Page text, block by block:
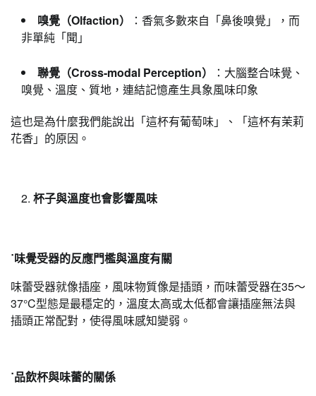
嗅覺（Olfaction）
：香氣多數來自「鼻後嗅覺」，而
非單純「聞」
聯覺（Cross-modal Perception）
：大腦整合味覺、
嗅覺、溫度、質地，連結記憶產生具象風味印象
這也是為什麼我們能說出「這杯有葡萄味」、「這杯有茉莉
花香」的原因。
杯子與溫度也會影響風味
˙味覺受器的反應門檻與溫度有關
味蕾受器就像插座，風味物質像是插頭，而味蕾受器在35～
37°C型態是最穩定的，溫度太高或太低都會讓插座無法與
插頭正常配對，使得風味感知變弱。
˙品飲杯與味蕾的關係